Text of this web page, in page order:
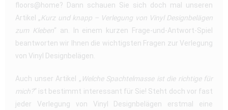
floors@home? Dann schauen Sie sich doch mal unseren
Artikel „Kurz und knapp – Verlegung von Vinyl Designbelägen
zum Kleben“ an. In einem kurzen Frage-und-Antwort-Spiel
beantworten wir Ihnen die wichtigsten Fragen zur Verlegung
von Vinyl Designbelägen.
Auch unser Artikel „ Welche Spachtelmasse ist die richtige für
mich?“ ist bestimmt interessant für Sie! Steht doch vor fast
jeder Verlegung von Vinyl Designbelägen erstmal eine